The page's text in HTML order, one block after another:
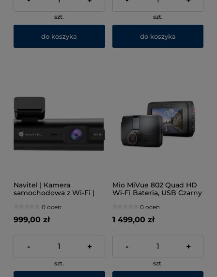
szt.
do koszyka
szt.
do koszyka
Navitel | Kamera
samochodowa z Wi-Fi |
0,96''; 80x160 | Mapy w
zestawie
0 ocen
999,00 zł
- +
szt.
Mio MiVue 802 Quad HD
Wi-Fi Bateria, USB Czarny
0 ocen
1 499,00 zł
- +
szt.